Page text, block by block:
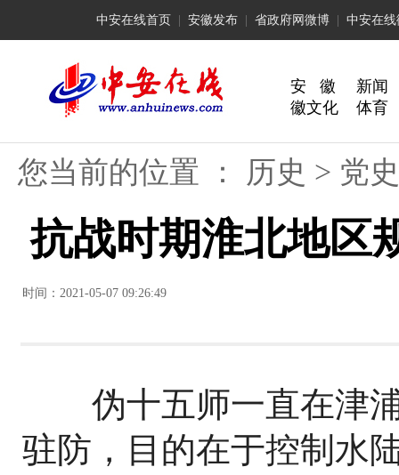
中安在线首页 安徽发布 省政府网微博 中安在线
安 徽
新闻
徽文化
体育
您当前的位置 ： 历史 > 党
抗战时期淮北地区
时间：2021-05-07 09:26:49
伪十五师一直在津浦
驻防，目的在于控制水